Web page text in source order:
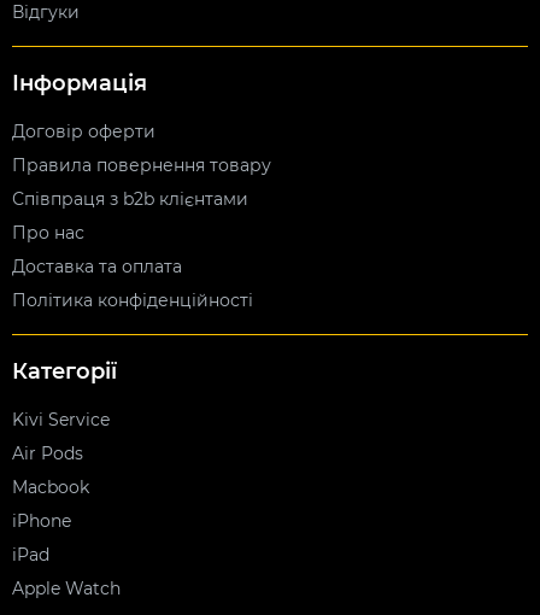
Відгуки
Інформація
Договір оферти
Правила повернення товару
Співпраця з b2b клієнтами
Про нас
Доставка та оплата
Політика конфіденційності
Категорії
Kivi Service
Air Pods
Macbook
iPhone
iPad
Apple Watch